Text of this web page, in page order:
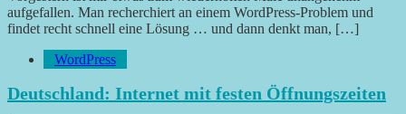
aufgefallen. Man recherchiert an einem WordPress-Problem und
findet recht schnell eine Lösung … und dann denkt man, […]
WordPress
Deutschland: Internet mit festen Öffnungszeiten